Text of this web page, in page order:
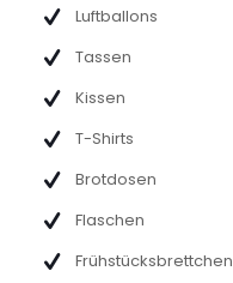
Luftballons
Tassen
Kissen
T-Shirts
Brotdosen
Flaschen
Frühstücksbrettchen